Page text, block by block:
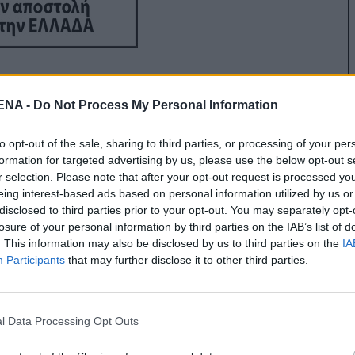
- Do Not Process My Personal Information
opt-out of the sale, sharing to third parties, or processing of your
for targeted advertising by us, please use the below opt-out
selection. Please note that after your opt-out request is processed
interest-based ads based on personal information utilized by us
to third parties prior to your opt-out. You may separately
of your personal information by third parties on the IAB’s list of
This information may also be disclosed by us to third parties on the
Participants that may further disclose it to other third parties.
Data Processing Opt Outs
χαλί
χρώματα του δωματίου που θα φιλοξενήσει
θα σε προσκαλεί από μόνο του κάθε φορά
και θαλπωρής. Μη φοβηθείς να παίξεις
κάτι απολύτως συμβατικό. Ίσα ίσα που
στη δημιουργία της γωνίας του σπιτιού
αλλά και χαλάρωσης.